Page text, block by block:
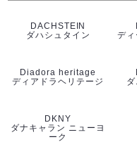
DACHSTEIN
ダハシュタイン
ディ
Diadora heritage
ディアドラヘリテージ
ダ
DKNY
ダナキャラン ニューヨ
ーク